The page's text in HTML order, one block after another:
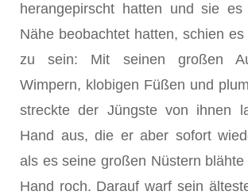
herangepirscht hatten und sie
Nähe beobachtet hatten, schien
zu sein: Mit seinen großen
Wimpern, klobigen Füßen und
streckte der Jüngste von ihnen
Hand aus, die er aber sofort
als es seine großen Nüstern
Hand roch. Darauf warf sein